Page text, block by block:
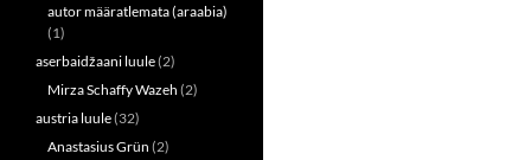
autor määratlemata (araabia)
(1)
aserbaidžaani luule(2)
Mirza Schaffy Wazeh (2)
austria luule(32)
Anastasius Grün (2)